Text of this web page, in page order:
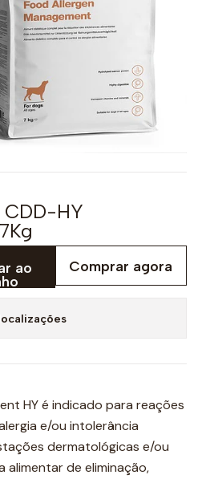
CDD-HY
ao
Comprar agora
HY é indicado para reações
e/ou intolerância
dermatológicas e/ou
de eliminação,